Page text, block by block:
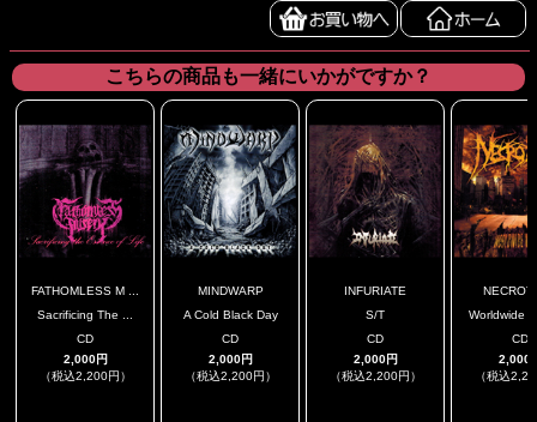
こちらの商品も一緒にいかがですか？
FATHOMLESS M ...
Sacrificing The ...
CD
2,000円
（税込2,200円）
MINDWARP
A Cold Black Day
CD
2,000円
（税込2,200円）
INFURIATE
S/T
CD
2,000円
（税込2,200円）
Worldwide
CD
2,000
（税込